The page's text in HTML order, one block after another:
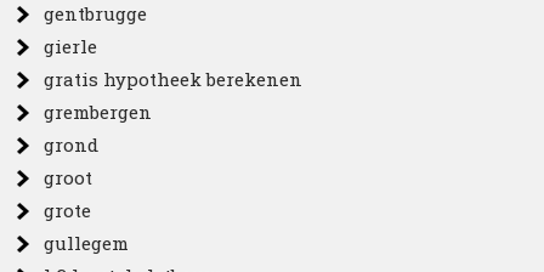
gentbrugge
gierle
gratis hypotheek berekenen
grembergen
grond
groot
grote
gullegem